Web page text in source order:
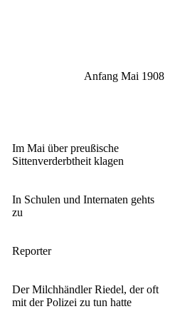
Anfang Mai 1908
Im Mai über preußische
Sittenverderbtheit klagen
In Schulen und Internaten gehts
zu
Reporter
Der Milchhändler Riedel, der oft
mit der Polizei zu tun hatte